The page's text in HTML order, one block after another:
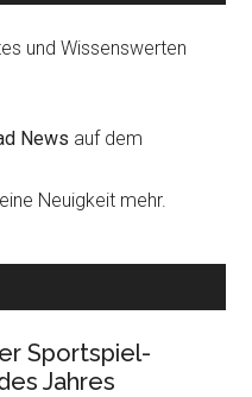
und Wissenswerten
News auf dem
Neuigkeit mehr.
Sportspiel-
Jahres